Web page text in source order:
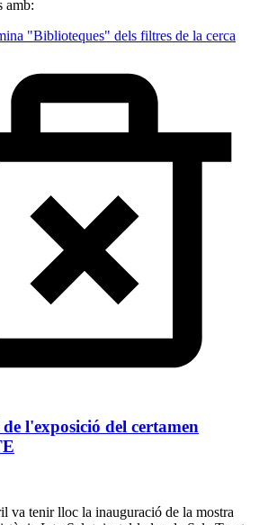
amb:
"Biblioteques" dels filtres de la cerca
l'exposició del certamen
va tenir lloc la inauguració de la mostra